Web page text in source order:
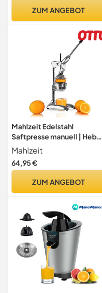
ZUM ANGEBOT
Mahlzeit Edelstahl
Saftpresse manuell | Hebel
Zitruspresse | Handpresse,
Fruchtsaftpresse,
Orangenpresse,
Saft | Entsafter für
Mahlzeit
64,95 €
ZUM ANGEBOT